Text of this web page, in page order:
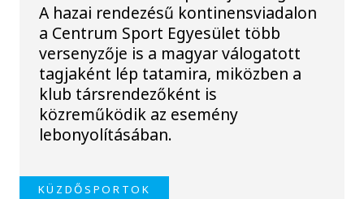
A hazai rendezésű kontinensviadalon
a Centrum Sport Egyesület több
versenyzője is a magyar válogatott
tagjaként lép tatamira, miközben a
klub társrendezőként is
közreműködik az esemény
lebonyolításában.
KÜZDŐSPORTOK